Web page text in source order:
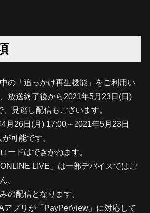
の「追っかけ再生機能」をご利用い
放送終了後から2021年5月23日(日)
見逃し配信もございます。
4月26日(月) 17:00～2021年5月23日
可能です。
ードはできかねます。
ONLINE LIVE」は一部デバイスではご
。
の配信となります。
アプリが「PayPerView」に対応して